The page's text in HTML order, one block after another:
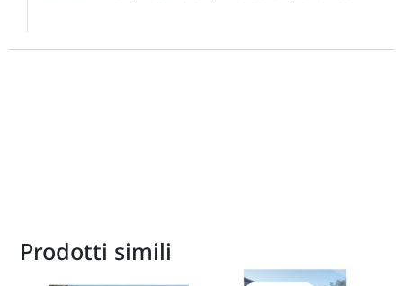
Prodotti simili
Questo